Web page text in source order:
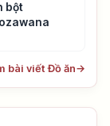
bột
bài viết Đồ ăn→